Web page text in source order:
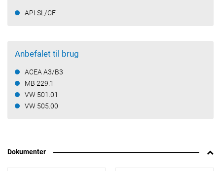
API SL/CF
Anbefalet til brug
ACEA A3/B3
MB 229.1
VW 501.01
VW 505.00
Dokumenter